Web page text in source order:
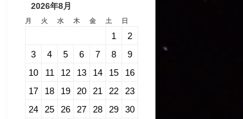
2026年8月
月 火 水 木 金 土 日
1
2
3
4 5 6 7 8
9
10
11 12 13 14 15
16
17
18 19 20 21 22
23
24
25 26 27 28 29 30